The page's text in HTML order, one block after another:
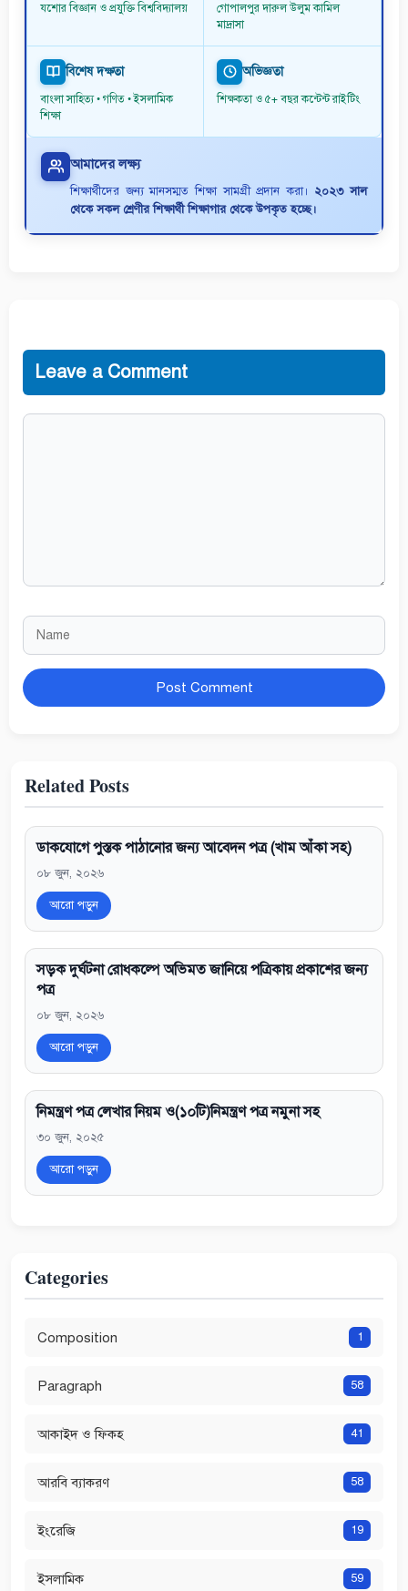
যশোর বিজ্ঞান ও প্রযুক্তি বিশ্ববিদ্যালয়
গোপালপুর দারুল উলুম কামিল
মাদ্রাসা
বিশেষ দক্ষতা
বাংলা সাহিত্য • গণিত • ইসলামিক
শিক্ষা
অভিজ্ঞতা
শিক্ষকতা ও ৫+ বছর কন্টেন্ট রাইটিং
আমাদের লক্ষ্য
শিক্ষার্থীদের জন্য মানসম্মত শিক্ষা সামগ্রী প্রদান করা। ২০২৩ সাল
থেকে সকল শ্রেণীর শিক্ষার্থী শিক্ষাগার থেকে উপকৃত হচ্ছে।
Leave a Comment
Comment
Name
Website
Related Posts
ডাকযোগে পুস্তক পাঠানোর জন্য আবেদন পত্র (খাম আঁকা সহ)
০৮ জুন, ২০২৬
আরো পড়ুন
সড়ক দুর্ঘটনা রোধকল্পে অভিমত জানিয়ে পত্রিকায় প্রকাশের জন্য
পত্র
০৮ জুন, ২০২৬
আরো পড়ুন
নিমন্ত্রণ পত্র লেখার নিয়ম ও(১০টি)নিমন্ত্রণ পত্র নমুনা সহ
৩০ জুন, ২০২৫
আরো পড়ুন
Categories
Composition 1
Paragraph 58
আকাইদ ও ফিকহ 41
আরবি ব্যাকরণ 58
ইংরেজি 19
ইসলামিক 59